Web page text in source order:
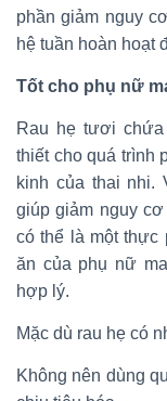
phần giảm nguy
hệ tuần hoàn hoạt
Tốt cho phụ nữ
Rau hẹ tươi
thiết cho quá trình
kinh của thai nhi.
giúp giảm nguy
có thể là một thực
ăn của phụ nữ
hợp lý.
Mặc dù rau hẹ có
Không nên dùng